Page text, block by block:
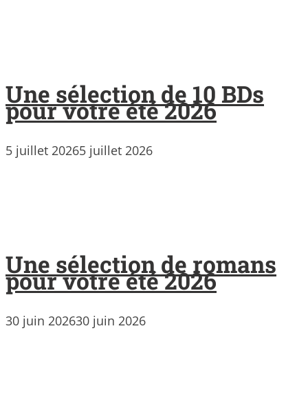
Une sélection de 10 BDs
pour votre été 2026
5 juillet 20265 juillet 2026
Une sélection de romans
pour votre été 2026
30 juin 202630 juin 2026